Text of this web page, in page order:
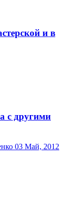
и в
с другими
03 Май, 2012